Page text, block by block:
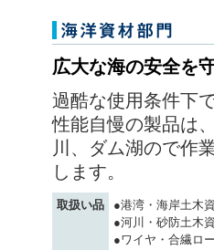
広大な海の安全を
過酷な使用条件下
性能自慢の製品は
川、ダム湖ので作
します。
取扱い品
●港湾・海岸土木
●河川・砂防土木
●ワイヤ・合繊ロ